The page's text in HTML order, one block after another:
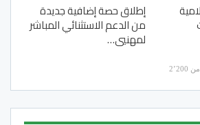
إطلاق حصة إضافية جديدة
من الدعم الاستثنائي المباشر
لمهنيي…